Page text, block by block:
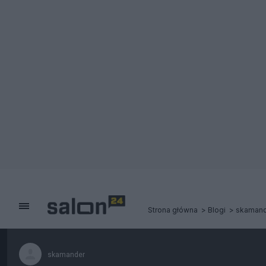
Strona główna Blogi
skamander